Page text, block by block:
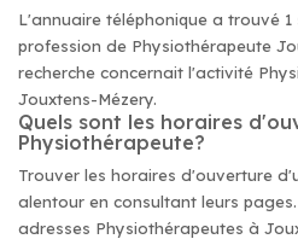
L'annuaire téléphonique a trouvé
profession de Physiothérapeute
recherche concernait l'activité
Jouxtens-Mézery.
Quels sont les horaires
Physiothérapeute?
Trouver les horaires d'ouverture
alentour en consultant leurs
adresses Physiothérapeutes à